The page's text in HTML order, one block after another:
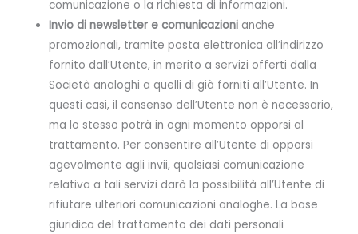
comunicazione o la richiesta di informazioni.
Invio di newsletter e comunicazioni anche
promozionali, tramite posta elettronica all’indirizzo
fornito dall’Utente, in merito a servizi offerti dalla
Società analoghi a quelli di già forniti all’Utente. In
questi casi, il consenso dell’Utente non è necessario,
ma lo stesso potrà in ogni momento opporsi al
trattamento. Per consentire all’Utente di opporsi
agevolmente agli invii, qualsiasi comunicazione
relativa a tali servizi darà la possibilità all’Utente di
rifiutare ulteriori comunicazioni analoghe. La base
giuridica del trattamento dei dati personali